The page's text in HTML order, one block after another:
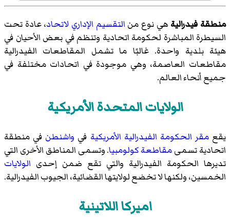
منطقة فيدرالية هي نوع من التقسيم الإداري لاتحاد، عادة تحت
السيطرة المباشرة لحكومة اتحادية وتنظم في بعض الأحيان في
هيئة بلدية واحدة. غالبًا ما تشمل المقاطعات الفيدرالية
مقاطعات العاصمة، وهي موجودة في اتحادات مختلفة في
جميع أنحاء العالم.
الولايات المتحدة الأمريكية
يقعمقر الحكومة الفيدرالية الأمريكية في واشنطن في منطقة
اتحادية تسمىمقاطعة كولومبيا. وتسمى المناطق الأخرى التي
تديرها الحكومة الفيدرالية والتي تقع ضمن إحدى الولايات
الخمسين، ولكنها لا تخضع لولايتها القضائية،الجيوب الفيدرالية.
اميركا اللاتينية